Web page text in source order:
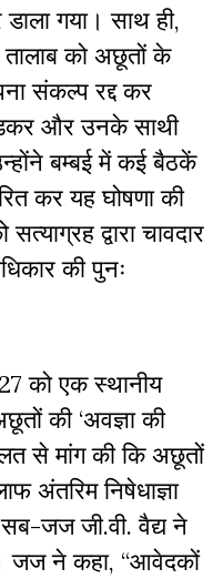
गया। साथ ही,
तालाब को अछूतों के
संकल्प रद्द कर
और उनके साथी
बम्बई में कई बैठकें
कर यह घोषणा की
द्वारा चावदार
की पुनः
को एक स्थानीय
की ‘अवज्ञा की
से मांग की कि अछूतों
अंतरिम निषेधाज्ञा
सब-जज जी.वी. वैद्य ने
जज ने कहा, “आवेदकों